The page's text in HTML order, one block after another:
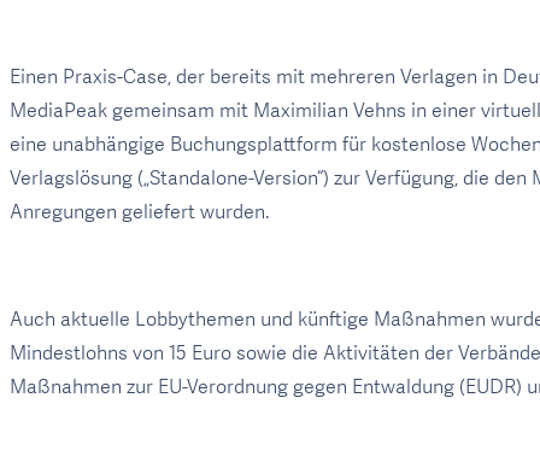
Einen Praxis-Case, der bereits mit mehreren Verlagen in
MediaPeak gemeinsam mit Maximilian Vehns in einer
eine unabhängige Buchungsplattform für kostenlose
Verlagslösung („Standalone-Version“) zur Verfügung, die
Anregungen geliefert wurden.
Auch aktuelle Lobbythemen und künftige Maßnahmen
Mindestlohns von 15 Euro sowie die Aktivitäten der
Maßnahmen zur EU-Verordnung gegen Entwaldung